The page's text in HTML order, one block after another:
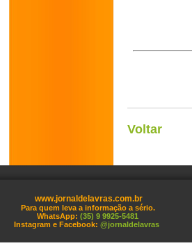
Voltar
www.jornaldelavras.com.br
Para quem leva a informação a sério.
WhatsApp: (35) 9 9925-5481
Instagram e Facebook: @jornaldelavras